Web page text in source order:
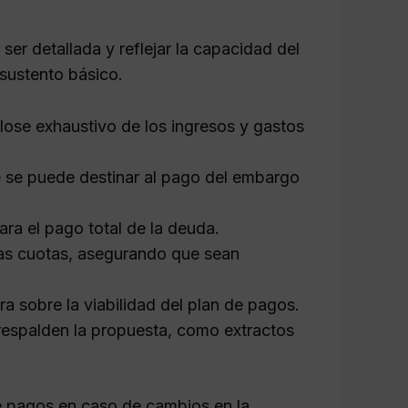
detallada y reflejar la capacidad del
básico.
exhaustivo de los ingresos y gastos
puede destinar al pago del embargo
el pago total de la deuda.
cuotas, asegurando que sean
sobre la viabilidad del plan de pagos.
la propuesta, como extractos